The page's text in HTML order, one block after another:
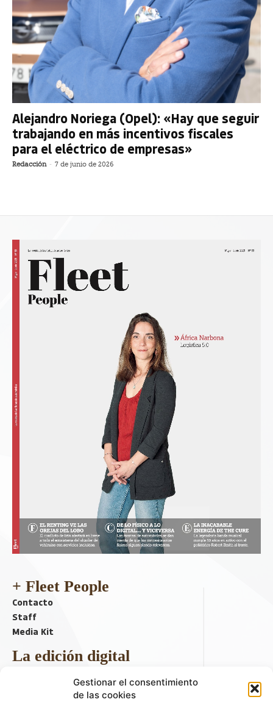
Gestionar el consentimiento
de las cookies
Alejandro Noriega (Opel): «Hay que seguir
trabajando en más incentivos fiscales
para el eléctrico de empresas»
Redacción - 7 de junio de 2026
+ Fleet People
Contacto
Staff
Media Kit
La edición digital
Descargar último ejemplar
ir a hemeroteca